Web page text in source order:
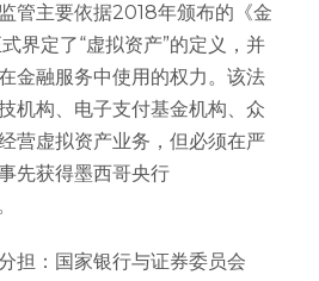
管主要依据2018年颁布的《金
界定了“虚拟资产”的定义，并
金融服务中使用的权力。该法
机构、电子支付基金机构、众
营虚拟资产业务，但必须在严
先获得墨西哥央行
担：国家银行与证券委员会